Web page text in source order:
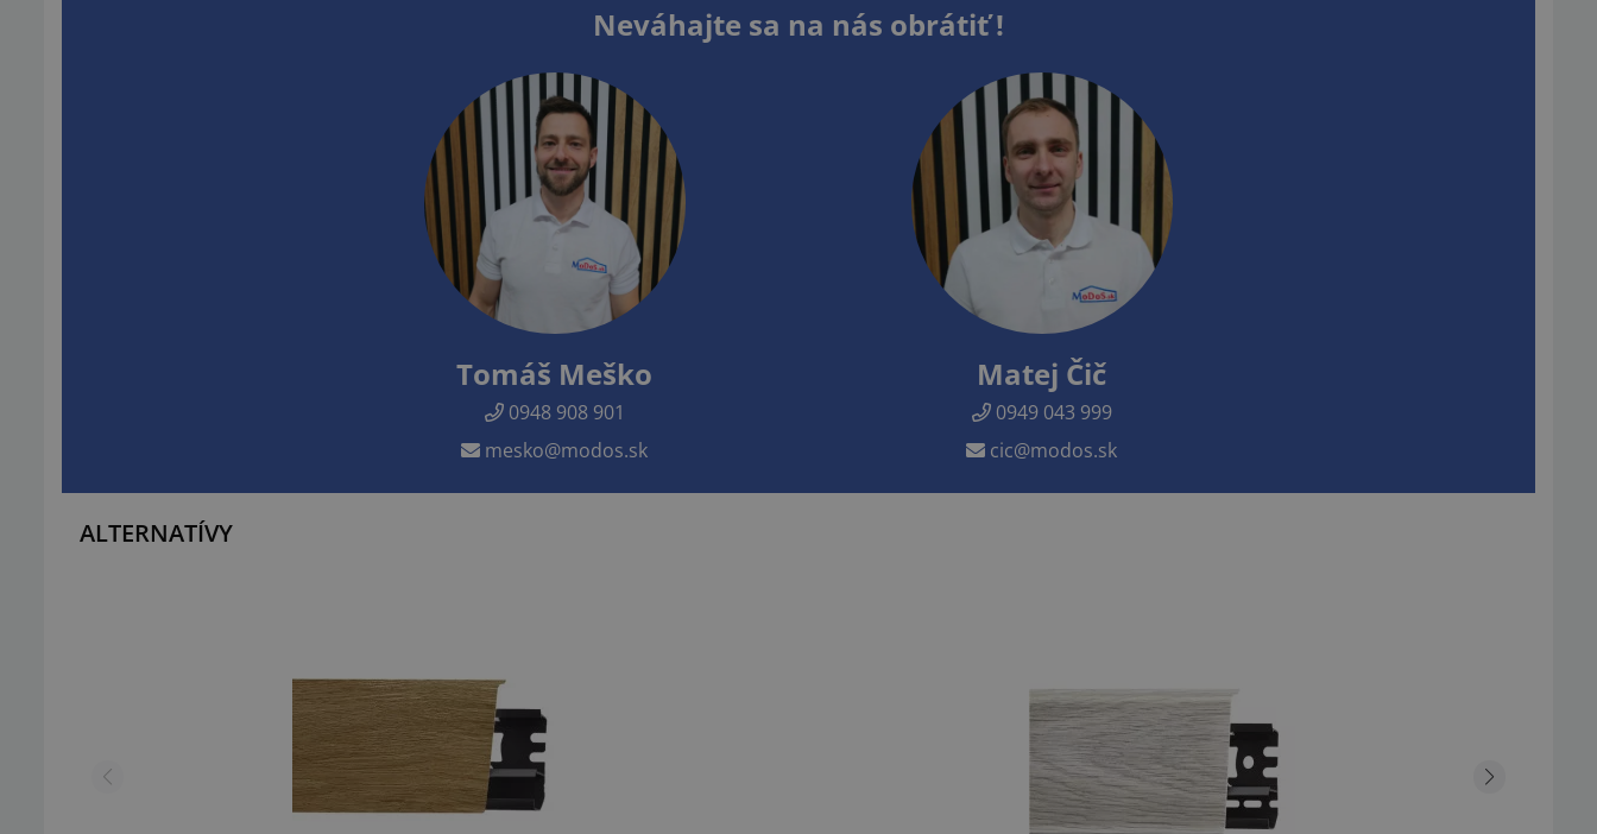
Neváhajte sa na nás obrátiť !
Tomáš Meško
0948 908 901
mesko@modos.sk
Matej Čič
0949 043 999
cic@modos.sk
ALTERNATÍVY